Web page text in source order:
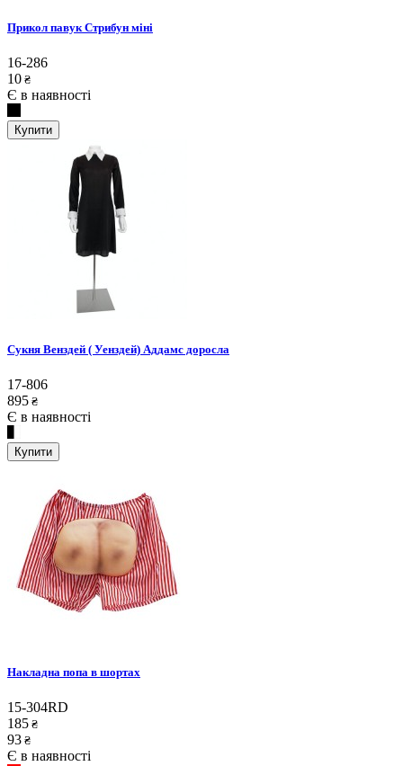
Прикол павук Стрибун міні
16-286
10 ₴
Є в наявності
Купити
Сукня Венздей ( Уенздей) Аддамс доросла
17-806
895 ₴
Є в наявності
Купити
Накладна попа в шортах
15-304RD
185 ₴
93 ₴
Є в наявності